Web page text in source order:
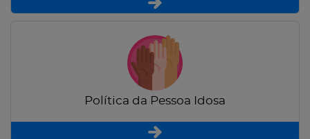
Política da Pessoa Idosa